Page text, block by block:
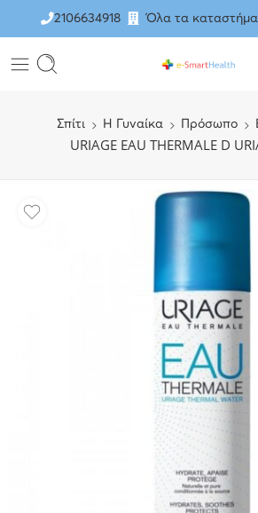
2106634918 Όλα τα
Σπίτι H Γυναίκα Πρόσωπο
URIAGE EAU THERMALE D